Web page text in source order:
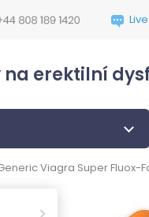
erektilní
Viagra Super Fluox-